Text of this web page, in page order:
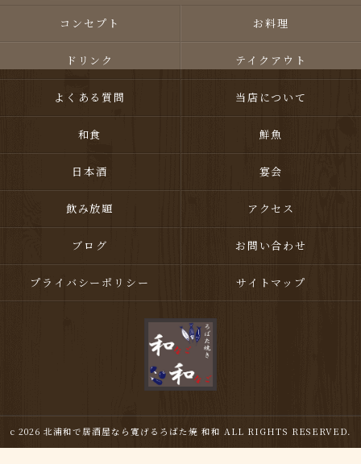
コンセプト お料理
ドリンク テイクアウト
よくある質問 当店について
和食 鮮魚
日本酒 宴会
飲み放題 アクセス
ブログ お問い合わせ
プライバシーポリシー サイトマップ
c 2026 北浦和で居酒屋なら寛げるろばた焼 和和 ALL RIGHTS RESERVED.